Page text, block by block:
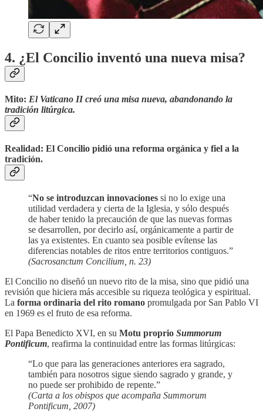
4. ¿El Concilio inventó una nueva misa?
Mito: El Vaticano II creó una misa nueva, abandonando la
tradición litúrgica.
Realidad: El Concilio pidió una reforma orgánica y fiel a la
tradición.
“No se introduzcan innovaciones si no lo exige una
utilidad verdadera y cierta de la Iglesia, y sólo después
de haber tenido la precaución de que las nuevas formas
se desarrollen, por decirlo así, orgánicamente a partir de
las ya existentes. En cuanto sea posible evítense las
diferencias notables de ritos entre territorios contiguos.”
(Sacrosanctum Concilium, n. 23)
El Concilio no diseñó un nuevo rito de la misa, sino que pidió una
revisión que hiciera más accesible su riqueza teológica y espiritual.
La forma ordinaria del rito romano promulgada por San Pablo VI
en 1969 es el fruto de esa reforma.
El Papa Benedicto XVI, en su Motu proprio Summorum
Pontificum, reafirma la continuidad entre las formas litúrgicas:
“Lo que para las generaciones anteriores era sagrado,
también para nosotros sigue siendo sagrado y grande, y
no puede ser prohibido de repente.”
(Carta a los obispos que acompaña Summorum
Pontificum, 2007)